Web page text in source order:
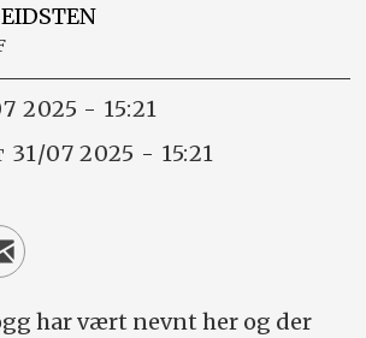
EIDSTEN
2025 - 15:21
31/07 2025 - 15:21
har vært nevnt her og der